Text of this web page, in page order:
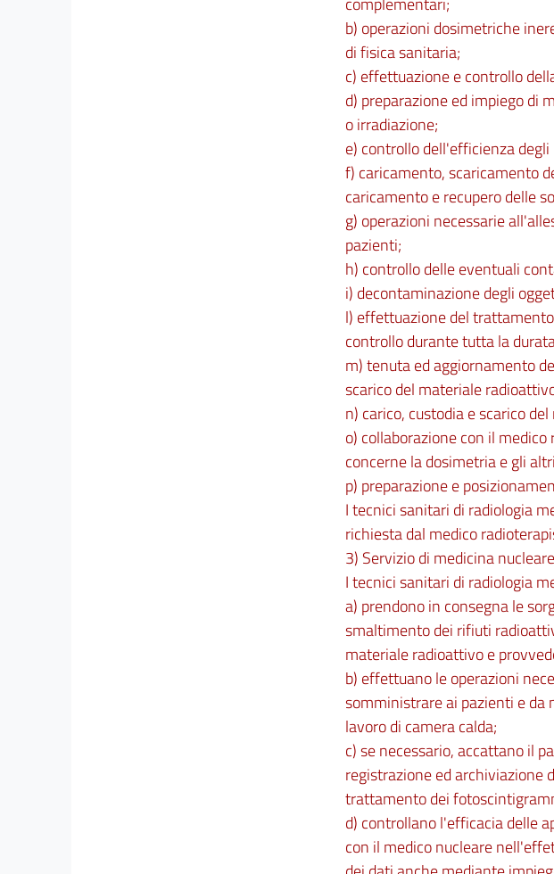
b) operazioni dosimetriche
di fisica sanitaria;
c) effettuazione e controllo
d) preparazione ed impiego di
o irradiazione;
e) controllo dell'efficienza
f) caricamento, scaricamento
caricamento e recupero delle
g) operazioni necessarie
pazienti;
h) controllo delle eventuali
i) decontaminazione degli
l) effettuazione del
controllo durante tutta la
m) tenuta ed aggiornamento
scarico del materiale
n) carico, custodia e scarico
o) collaborazione con il
concerne la dosimetria e gli
p) preparazione e
I tecnici sanitari di radiologia
richiesta dal medico
3) Servizio di medicina
I tecnici sanitari di radiologia
a) prendono in consegna le
smaltimento dei rifiuti
materiale radioattivo e
b) effettuano le operazioni
somministrare ai pazienti e da
lavoro di camera calda;
c) se necessario, accattano il
registrazione ed archiviazione
trattamento dei
d) controllano l'efficacia delle
con il medico nucleare